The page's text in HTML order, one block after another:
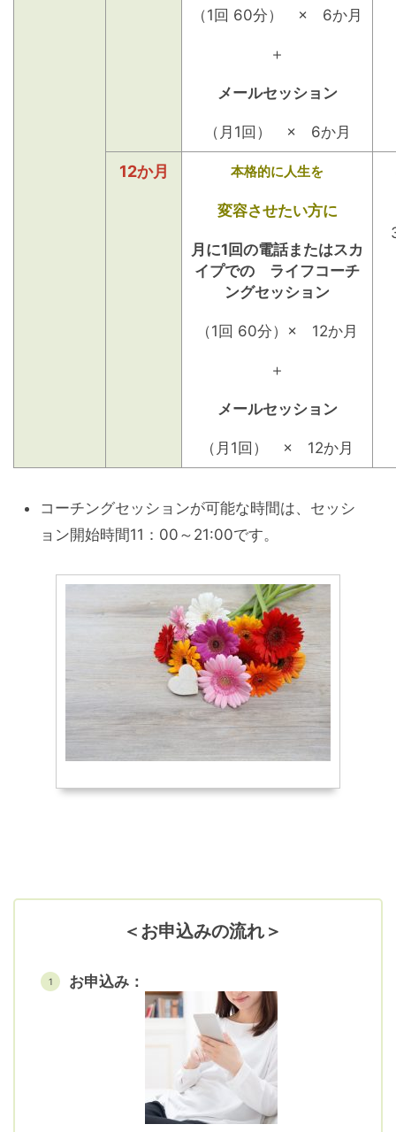
（1回 60分） × 6か月
＋
メールセッション
（月1回） × 6か月
12か月 本格的に人生を
変容させたい方に
月に1回の電話またはスカ
イプでの ライフコーチ
ングセッション
（1回 60分）× 12か月
＋
メールセッション
（月1回） × 12か月
コーチングセッションが可能な時間は、セッシ
ョン開始時間11：00～21:00です。
＜お申込みの流れ＞
お申込み：